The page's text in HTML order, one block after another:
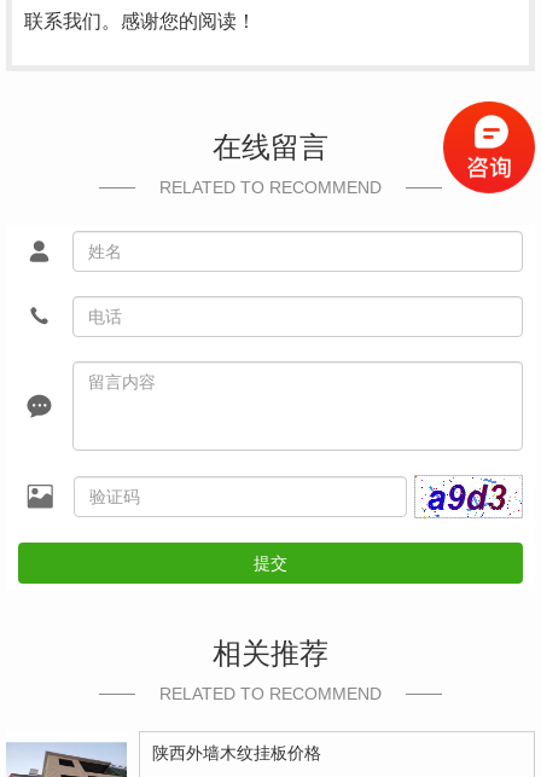
联系我们。感谢您的阅读！
在线留言
RELATED TO RECOMMEND
提交
相关推荐
RELATED TO RECOMMEND
陕西外墙木纹挂板价格